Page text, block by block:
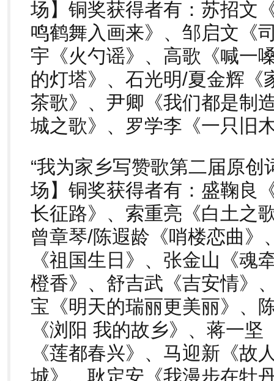
场】铜奖获得者有：苏招文
鸣鹤舞入画来》、邹启文《
宇《火勺谣》、高歌《喊一
的灯塔》、石光明/夏金辉《
茶歌》、尹卿《我们都是制
城之歌》、罗学李《一只旧
“我为家乡写赞歌第二届原创
场】铜奖获得者有：盛鞠良
长征路》、索重亮《白土之
曾章琴/陈遐龄《哨楼恋曲》
《祖国生日》、张金山《魂
橙香》、舒吉武《吉安情》
宝《明天的瑞丽更美丽》、
《浏阳 我的故乡》、蒋一
《莲都春兴》、马迎新《故
城》、耿定安《我漫步在牡